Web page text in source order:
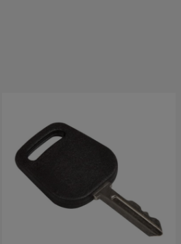
XP 2004-09
XP 2004-09
XP 2004-09
XP